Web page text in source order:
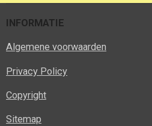
INFORMATIE
Algemene voorwaarden
Privacy Policy
Copyright
Sitemap